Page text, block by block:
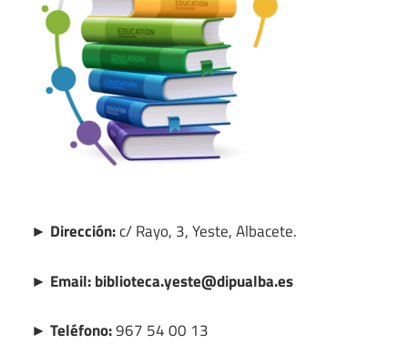
► Dirección:c/ Rayo, 3, Yeste, Albacete.
► Email: biblioteca.yeste@dipualba.es
► Teléfono:967 54 00 13